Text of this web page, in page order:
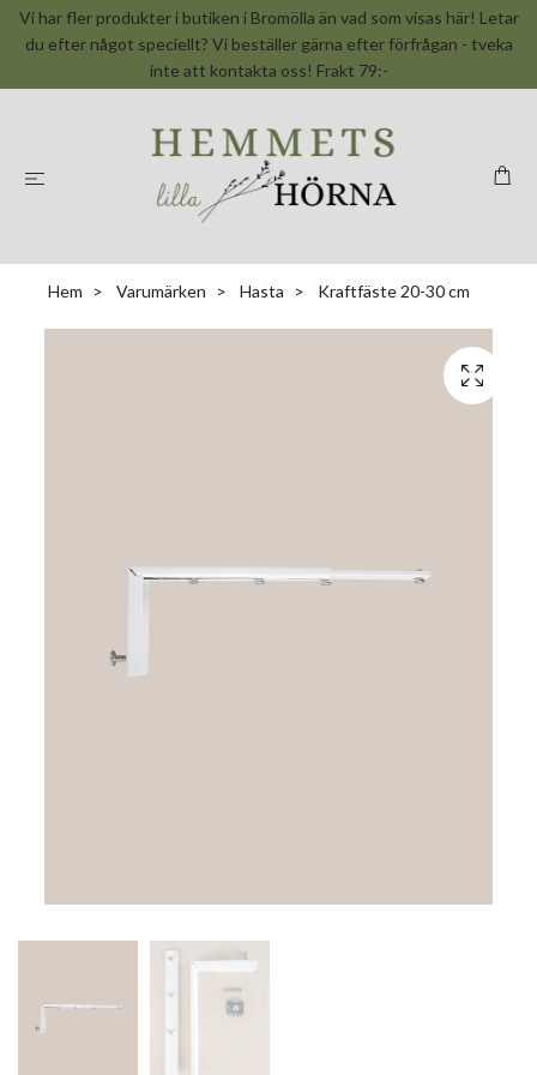
Vi har fler produkter i butiken i Bromölla än vad som visas här! Letar
du efter något speciellt? Vi beställer gärna efter förfrågan - tveka
inte att kontakta oss! Frakt 79:-
Hem Varumärken Hasta Kraftfäste 20-30 cm